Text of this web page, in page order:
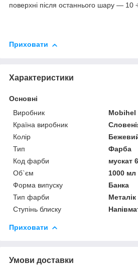
поверхні після останнього шару — 10
Приховати
Характеристики
Основні
Виробник
Mobihel
Країна виробник
Колір
Тип
Фарба
Код фарби
мускат
Об`єм
1000 мл
Форма випуску
Банка
Тип фарби
Металік
Ступінь блиску
Приховати
Умови доставки